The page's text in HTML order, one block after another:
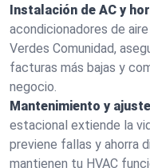
Instalación de AC y
acondicionadores de
Verdes Comunidad,
facturas más bajas y
negocio.
Mantenimiento y
estacional extiende la
previene fallas y ahorra
mantienen tu HVAC